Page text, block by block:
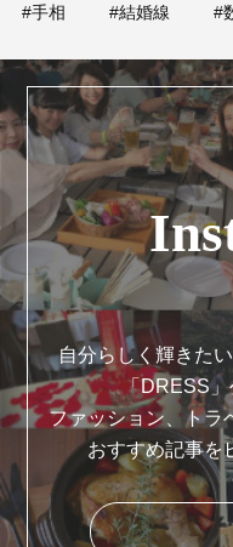
#手相 #結婚線 #
自分らしく輝きた
「DRESS」
ファッション、トラ
おすすめ記事を